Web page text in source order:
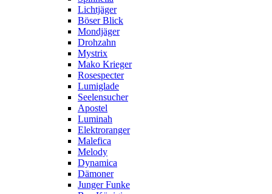
Lichtjäger
Böser Blick
Mondjäger
Drohzahn
Mystrix
Mako Krieger
Rosespecter
Lumiglade
Seelensucher
Apostel
Luminah
Elektroranger
Malefica
Melody
Dynamica
Dämoner
Junger Funke